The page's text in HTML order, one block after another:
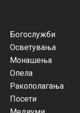
Богослужби
Осветувања
Монашења
Опела
Ракополагања
Посети